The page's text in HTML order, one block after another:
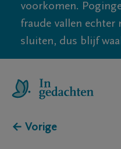
voorkomen.
fraude vallen
sluiten, dus blijf
← Vorige